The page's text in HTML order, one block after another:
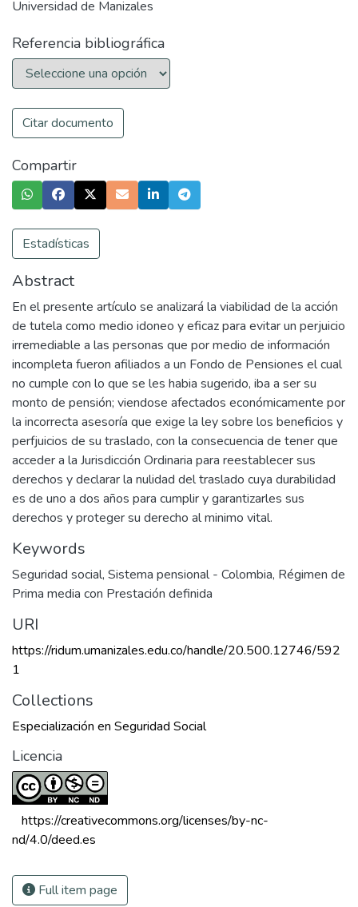
Universidad de Manizales
Referencia bibliográfica
Citar documento
Compartir
Estadísticas
Abstract
En el presente artículo se analizará la viabilidad de la acción
de tutela como medio idoneo y eficaz para evitar un perjuicio
irremediable a las personas que por medio de información
incompleta fueron afiliados a un Fondo de Pensiones el cual
no cumple con lo que se les habia sugerido, iba a ser su
monto de pensión; viendose afectados económicamente por
la incorrecta asesoría que exige la ley sobre los beneficios y
perfjuicios de su traslado, con la consecuencia de tener que
acceder a la Jurisdicción Ordinaria para reestablecer sus
derechos y declarar la nulidad del traslado cuya durabilidad
es de uno a dos años para cumplir y garantizarles sus
derechos y proteger su derecho al minimo vital.
Keywords
Seguridad social, Sistema pensional - Colombia, Régimen de
Prima media con Prestación definida
URI
https://ridum.umanizales.edu.co/handle/20.500.12746/592
1
Collections
Especialización en Seguridad Social
Licencia
https://creativecommons.org/licenses/by-nc-
nd/4.0/deed.es
Full item page